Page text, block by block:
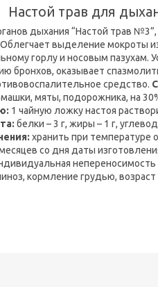
Настой трав для
дыхания “Настой трав
выделение мокроты
горлу и носовым пазухам.
бронхов, оказывает
средство.
мяты, подорожника, на
1 чайную ложку настоя
белки – 3 г, жиры – 1 г,
хранить при температуре
со дня даты
кормление грудью,